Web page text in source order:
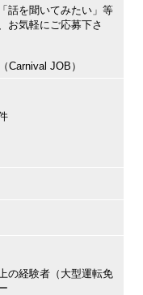
話を聞いてみたい」等
お気軽にご応募下さ
Carnival JOB）
の経験者（大型運転免